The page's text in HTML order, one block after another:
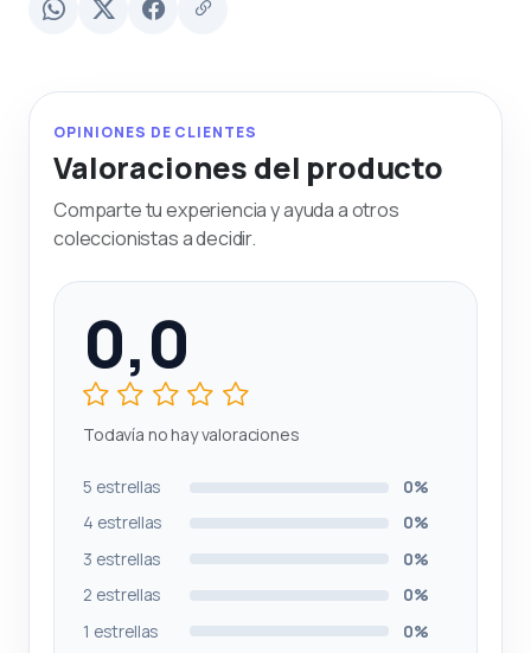
OPINIONES DE CLIENTES
Valoraciones del producto
Comparte tu experiencia y ayuda a otros
coleccionistas a decidir.
0,0
Todavía no hay valoraciones
5 estrellas
0%
4 estrellas
0%
3 estrellas
0%
2 estrellas
0%
1 estrellas
0%